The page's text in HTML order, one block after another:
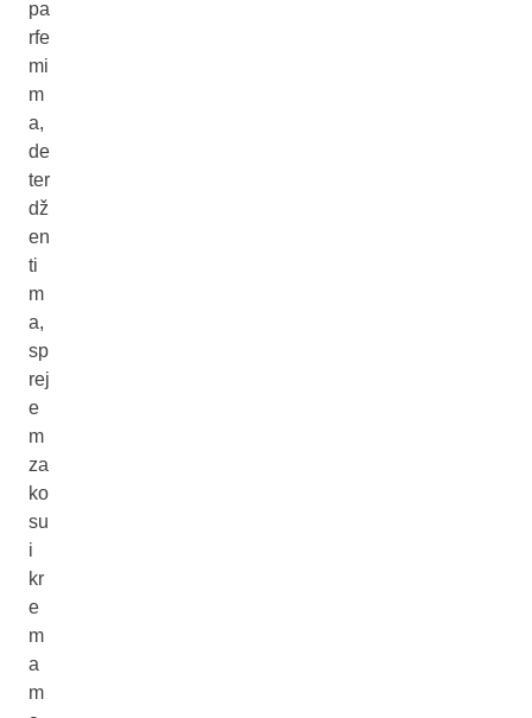
pa
rfe
mi
m
a,
de
ter
dž
en
ti
m
a,
sp
rej
e
m
za
ko
su
i
kr
e
m
a
m